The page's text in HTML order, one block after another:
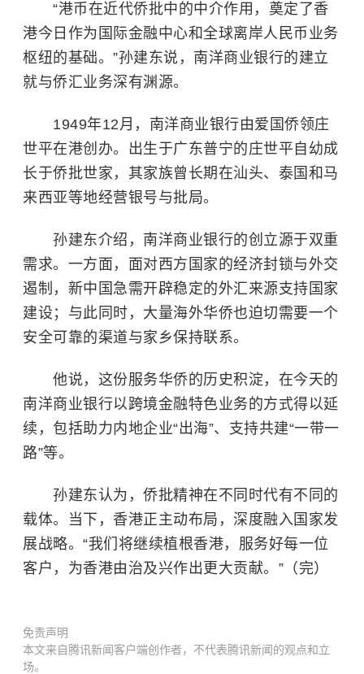
“港币在近代侨批中的中介作用，奠定了香
港今日作为国际金融中心和全球离岸人民币业务
枢纽的基础。”孙建东说，南洋商业银行的建立
就与侨汇业务深有渊源。
1949年12月，南洋商业银行由爱国侨领庄
世平在港创办。出生于广东普宁的庄世平自幼成
长于侨批世家，其家族曾长期在汕头、泰国和马
来西亚等地经营银号与批局。
孙建东介绍，南洋商业银行的创立源于双重
需求。一方面，面对西方国家的经济封锁与外交
遏制，新中国急需开辟稳定的外汇来源支持国家
建设；与此同时，大量海外华侨也迫切需要一个
安全可靠的渠道与家乡保持联系。
他说，这份服务华侨的历史积淀，在今天的
南洋商业银行以跨境金融特色业务的方式得以延
续，包括助力内地企业“出海”、支持共建“一带一
路”等。
孙建东认为，侨批精神在不同时代有不同的
载体。当下，香港正主动布局，深度融入国家发
展战略。“我们将继续植根香港，服务好每一位
客户，为香港由治及兴作出更大贡献。”（完）
免责声明
本文来自腾讯新闻客户端创作者，不代表腾讯新闻的观点和立
场。